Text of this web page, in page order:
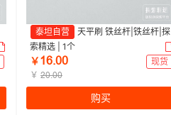
泰坦自营
天平刷 铁丝杆|铁丝杆|探
索精选 | 1个
￥ ǝƧŤřř
现货
￥ ſřŤřř
购买